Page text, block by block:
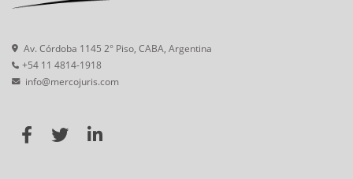
Av. Córdoba 1145 2° Piso, CABA, Argentina
+54 11 4814-1918
info@mercojuris.com